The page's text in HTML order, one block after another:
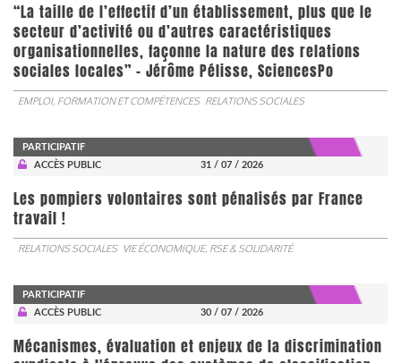
“La taille de l’effectif d’un établissement, plus que le
secteur d’activité ou d’autres caractéristiques
organisationnelles, façonne la nature des relations
sociales locales” - Jérôme Pélisse, SciencesPo
EMPLOI, FORMATION ET COMPÉTENCES RELATIONS SOCIALES
PARTICIPATIF
ACCÈS PUBLIC
31 / 07 / 2026
Les pompiers volontaires sont pénalisés par France
travail !
RELATIONS SOCIALES VIE ÉCONOMIQUE, RSE & SOLIDARITÉ
PARTICIPATIF
ACCÈS PUBLIC
30 / 07 / 2026
Mécanismes, évaluation et enjeux de la discrimination